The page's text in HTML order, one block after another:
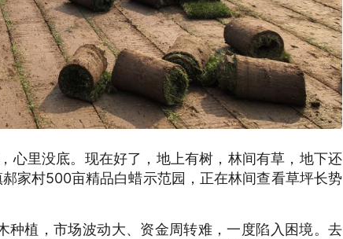
心里没底。现在好了，地上有树，林间有草，地下还
家村500亩精品白蜡示范园，正在林间查看草坪长势
种植，市场波动大、资金周转难，一度陷入困境。去